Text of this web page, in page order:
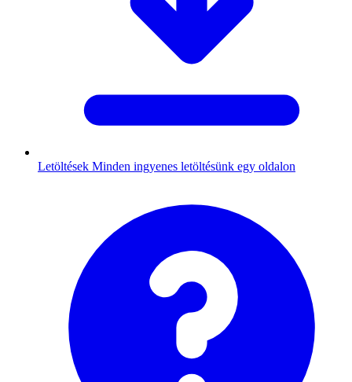
Letöltések Minden ingyenes letöltésünk egy oldalon